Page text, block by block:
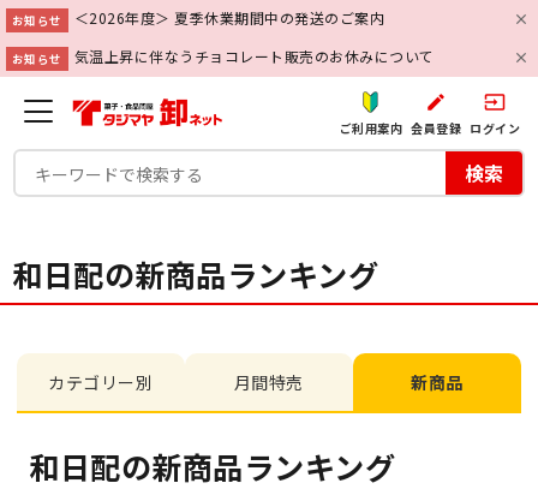
お知らせ ＜2026年度＞ 夏季休業期間中の発送のご案内
お知らせ 気温上昇に伴なうチョコレート販売のお休みについて
ご利用案内
create
会員登録
input
ログイン
検索
和日配の新商品ランキング
カテゴリー別 月間特売 新商品
和日配の新商品ランキング